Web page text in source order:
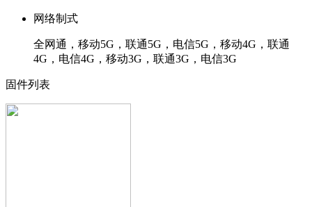
网络制式
全网通，移动5G，联通5G，电信5G，移动4G，联通
4G，电信4G，移动3G，联通3G，电信3G
固件列表